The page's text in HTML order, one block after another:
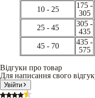
10 - 25
175 -
305
25 - 45
305 -
435
45 - 70
435 -
575
Відгуки про товар
Для написання свого
Увійти